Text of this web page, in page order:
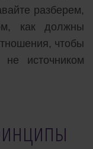
разберем,
как должны
чтобы
источником